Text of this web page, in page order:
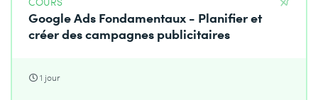
Google Ads Fondamentaux - Planifier et
créer des campagnes publicitaires
1 jour